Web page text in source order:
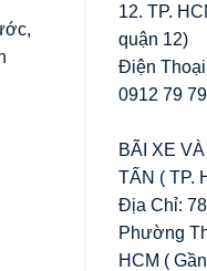
12. TP.
quận 12)
Điện
0912 79
BÃI XE
TẤN ( TP.
Địa Chỉ:
Phường
HCM (